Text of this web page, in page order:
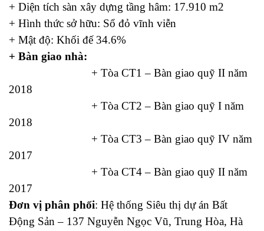
+ Diện tích sàn xây dựng tầng hâm: 17.910 m2
+ Hình thức sở hữu: Sổ đỏ vĩnh viễn
+ Mật độ: Khối đế 34.6%
+ Bàn giao nhà:
+ Tòa CT1 – Bàn giao quỹ II năm
2018
+ Tòa CT2 – Bàn giao quỹ I năm
2018
+ Tòa CT3 – Bàn giao quỹ IV năm
2017
+ Tòa CT4 – Bàn giao quỹ II năm
2017
Đơn vị phân phối: Hệ thống Siêu thị dự án Bất
Động Sản – 137 Nguyễn Ngọc Vũ, Trung Hòa, Hà